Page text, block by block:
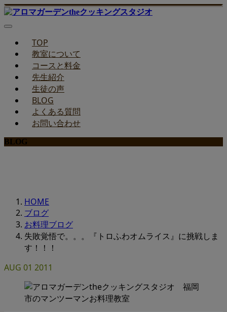
TOP
教室について
コースと料金
先生紹介
生徒の声
BLOG
よくある質問
お問い合わせ
BLOG
HOME
ブログ
お料理ブログ
失敗覚悟で。。。『トロふわオムライス』に挑戦しま
す！！！
AUG 01 2011